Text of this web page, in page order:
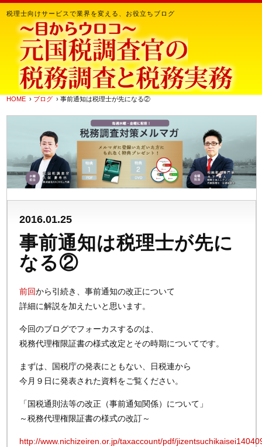
税理士向けサービスで業界を変える、お役立ちブログ
HOME › ブログ › 事前通知は税理士が先になる②
2016.01.25
事前通知は税理士が先に
なる②
前回から引続き、事前通知の改正について
詳細に解説を加えたいと思います。
今回のブログでフォーカスするのは、
税務代理権限証書の様式改定とその時期についてです。
まずは、国税庁の発表にともない、日税連から
今月９日に発表された資料をご覧ください。
「国税通則法等の改正（事前通知関係）について」
～税務代理権限証書の様式の改訂～
http://www.nichizeiren.or.jp/taxaccount/pdf/